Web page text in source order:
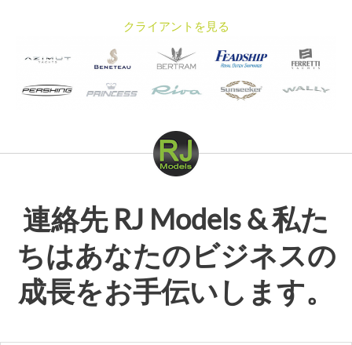
クライアントを見る
連絡先 RJ Models& 私た
ちはあなたのビジネスの
成長をお手伝いします。